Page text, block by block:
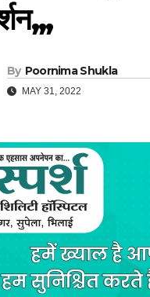
By Poornima Shukla
MAY 31, 2022